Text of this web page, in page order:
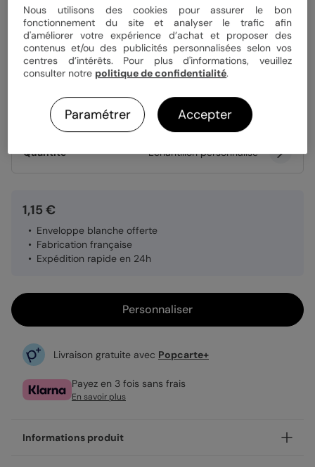
5(1avis)
Format 12x17 cm
Papier Papier Satiné
Quantité Échantillon personnalisé
1,15 €
Enveloppe blanche offerte
Fabrication française
Expédition rapide en 24h
Personnaliser
Livraison gratuite avec Popcarte+
Payez en 3 fois sans frais
En savoir plus
Informations produit
Nous utilisons des cookies pour assurer le bon
fonctionnement du site et analyser le trafic afin
d'améliorer votre expérience d’achat et proposer des
contenus et/ou des publicités personnalisées selon vos
centres d’intérêts. Pour plus d'informations, veuillez
consulter notre politique de confidentialité.
Paramétrer Accepter